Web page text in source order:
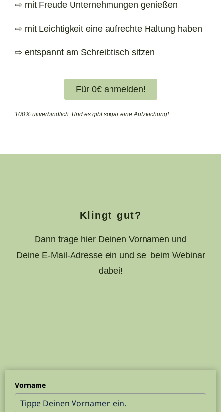
⇨ mit Freude Unternehmungen genießen
⇨ mit Leichtigkeit eine aufrechte Haltung haben
⇨ entspannt am Schreibtisch sitzen
Für 0€ anmelden!
100% unverbindlich. Und es gibt sogar eine Aufzeichung!
Klingt gut?
Dann trage hier Deinen Vornamen und
Deine E-Mail-Adresse ein und sei beim Webinar
dabei!
Vorname